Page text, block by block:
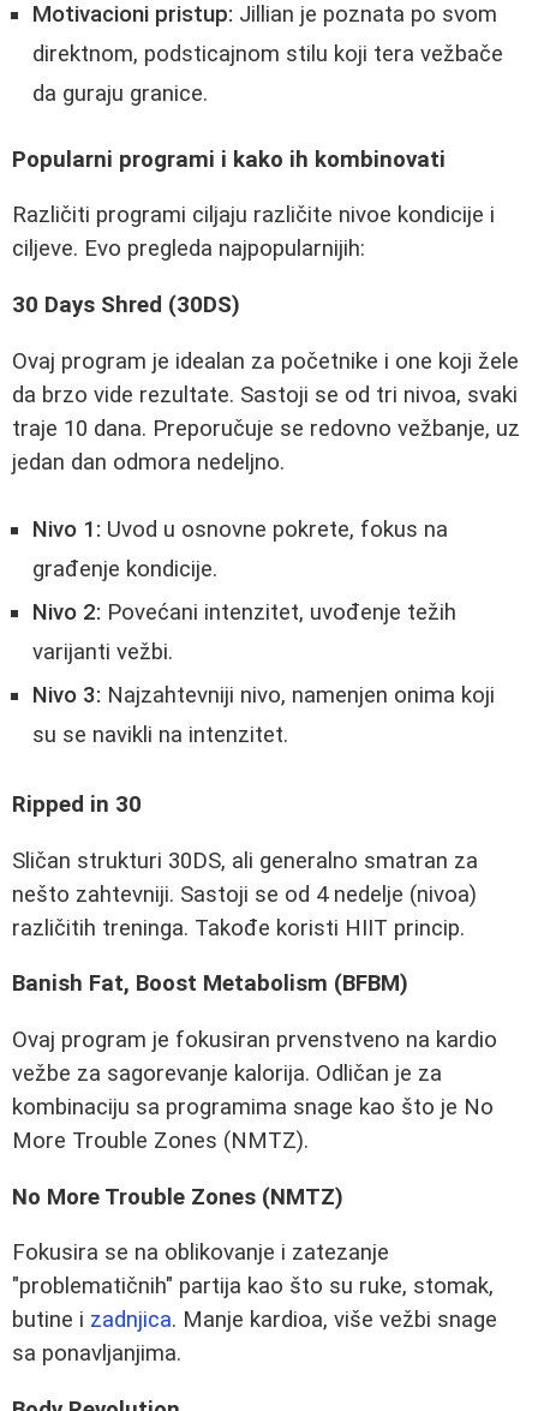
Motivacioni pristup: Jillian je poznata po svom
direktnom, podsticajnom stilu koji tera vežbače
da guraju granice.
Popularni programi i kako ih kombinovati
Različiti programi ciljaju različite nivoe kondicije i
ciljeve. Evo pregleda najpopularnijih:
30 Days Shred (30DS)
Ovaj program je idealan za početnike i one koji žele
da brzo vide rezultate. Sastoji se od tri nivoa, svaki
traje 10 dana. Preporučuje se redovno vežbanje, uz
jedan dan odmora nedeljno.
Nivo 1: Uvod u osnovne pokrete, fokus na
građenje kondicije.
Nivo 2: Povećani intenzitet, uvođenje težih
varijanti vežbi.
Nivo 3: Najzahtevniji nivo, namenjen onima koji
su se navikli na intenzitet.
Ripped in 30
Sličan strukturi 30DS, ali generalno smatran za
nešto zahtevniji. Sastoji se od 4 nedelje (nivoa)
različitih treninga. Takođe koristi HIIT princip.
Banish Fat, Boost Metabolism (BFBM)
Ovaj program je fokusiran prvenstveno na kardio
vežbe za sagorevanje kalorija. Odličan je za
kombinaciju sa programima snage kao što je No
More Trouble Zones (NMTZ).
No More Trouble Zones (NMTZ)
Fokusira se na oblikovanje i zatezanje
"problematičnih" partija kao što su ruke, stomak,
butine i zadnjica. Manje kardioa, više vežbi snage
sa ponavljanjima.